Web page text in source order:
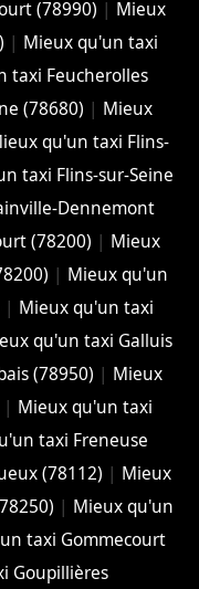
(78990) | Mieux
| Mieux qu'un taxi
taxi Feucherolles
(78680) | Mieux
qu'un taxi Flins-
taxi Flins-sur-Seine
Dennemont
(78200) | Mieux
| Mieux qu'un
| Mieux qu'un taxi
qu'un taxi Galluis
(78950) | Mieux
| Mieux qu'un taxi
taxi Freneuse
(78112) | Mieux
| Mieux qu'un
taxi Gommecourt
Goupillières